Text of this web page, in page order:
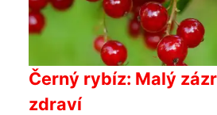
Černý rybíz: Malý
zdraví